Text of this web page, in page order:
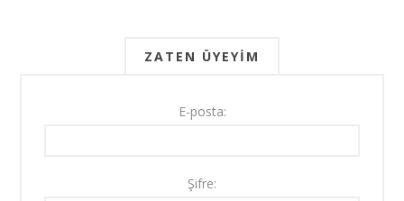
ZATEN ÜYEYIM
E-posta:
Şifre: